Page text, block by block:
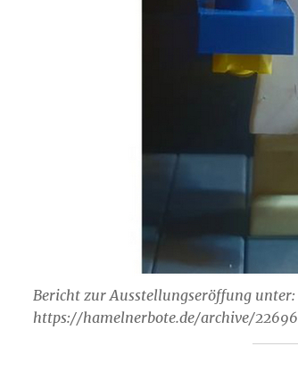
Bericht zur Ausstellungseröffung unter:
https://hamelnerbote.de/archive/22696